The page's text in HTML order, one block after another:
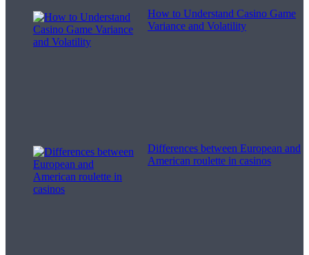
How to Understand Casino Game
Variance and Volatility
Differences between European and
American roulette in casinos